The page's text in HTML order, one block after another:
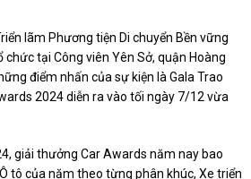
lãm Phương tiện Di chuyển Bền vững
tại Công viên Yên Sở, quận Hoàng
điểm nhấn của sự kiện là Gala Trao
2024 diễn ra vào tối ngày 7/12 vừa
giải thưởng Car Awards năm nay bao
tô của năm theo từng phân khúc, Xe triển